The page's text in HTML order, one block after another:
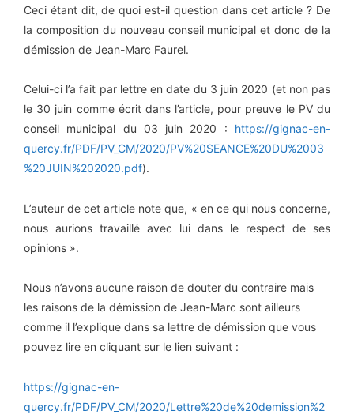
Ceci étant dit, de quoi est-il question dans cet article ? De
la composition du nouveau conseil municipal et donc de la
démission de Jean-Marc Faurel.
Celui-ci l’a fait par lettre en date du 3 juin 2020 (et non pas
le 30 juin comme écrit dans l’article, pour preuve le PV du
conseil municipal du 03 juin 2020 : https://gignac-en-
quercy.fr/PDF/PV_CM/2020/PV%20SEANCE%20DU%2003
%20JUIN%202020.pdf).
L’auteur de cet article note que, « en ce qui nous concerne,
nous aurions travaillé avec lui dans le respect de ses
opinions ».
Nous n’avons aucune raison de douter du contraire mais
les raisons de la démission de Jean-Marc sont ailleurs
comme il l’explique dans sa lettre de démission que vous
pouvez lire en cliquant sur le lien suivant :
https://gignac-en-
quercy.fr/PDF/PV_CM/2020/Lettre%20de%20demission%2